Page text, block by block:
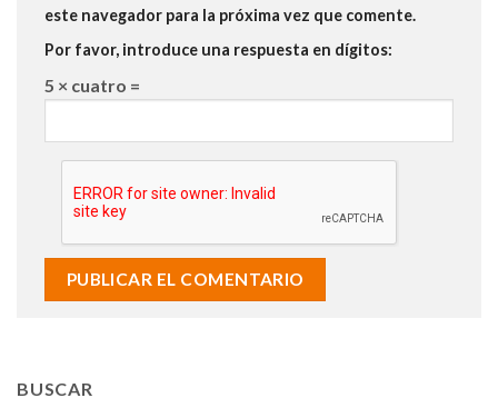
este navegador para la próxima vez que comente.
Por favor, introduce una respuesta en dígitos:
5 × cuatro =
BUSCAR